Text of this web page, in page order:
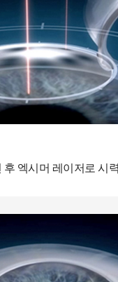
후 엑시머 레이저로 시